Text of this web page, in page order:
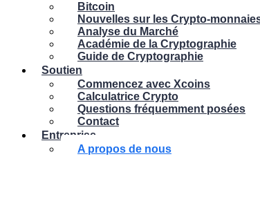
Bitcoin
Nouvelles sur les Crypto-
Analyse du Marché
Académie de la Cryptographie
Guide de Cryptographie
Soutien
Commencez avec Xcoins
Calculatrice Crypto
Questions fréquemment posées
Contact
Entreprise
A propos de nous